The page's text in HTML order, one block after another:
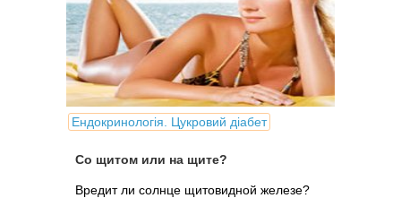
Ендокринологія. Цукровий діабет
Со щитом или на щите?
Вредит ли солнце щитовидной железе?